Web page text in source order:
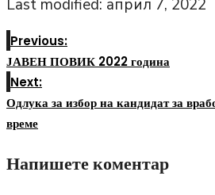
Last modified: април 7, 2022
Previous:
ЈАВЕН ПОВИК 2022 година
Next:
Одлука за избор на кандидат за
време
Напишете коментар